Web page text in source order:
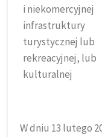
i niekomercyjnej
infrastruktury
turystycznej lub
rekreacyjnej, lub
kulturalnej
W dniu 13 lutego